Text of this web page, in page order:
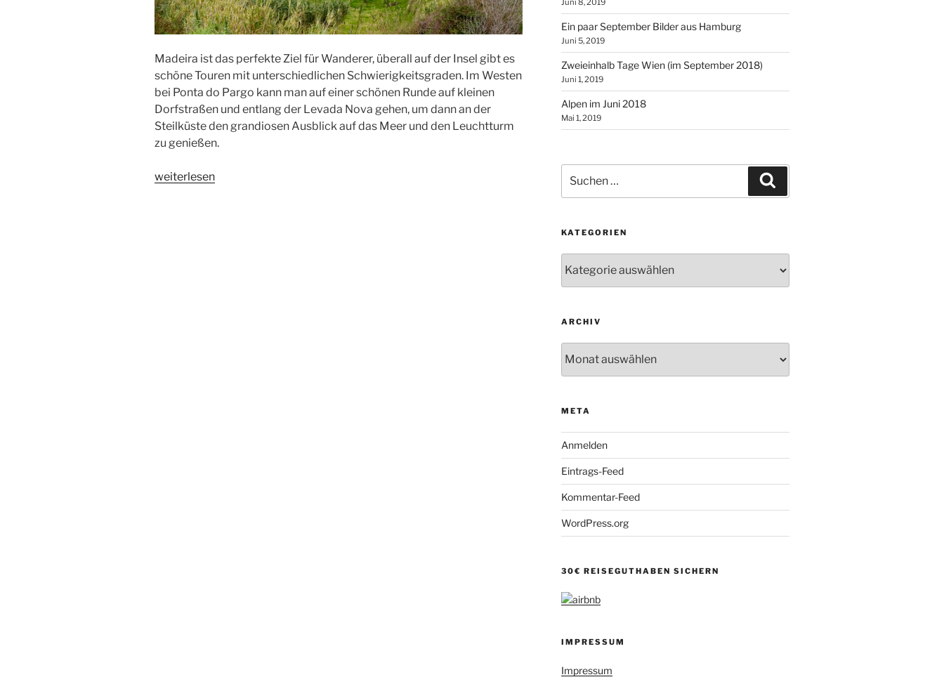
Madeira ist das perfekte Ziel für Wanderer, überall auf der Insel gibt es
schöne Touren mit unterschiedlichen Schwierigkeitsgraden. Im Westen
bei Ponta do Pargo kann man auf einer schönen Runde auf kleinen
Dorfstraßen und entlang der Levada Nova gehen, um dann an der
Steilküste den grandiosen Ausblick auf das Meer und den Leuchtturm
zu genießen.
„Madeira:
weiterlesen
Ein paar September Bilder aus Hamburg
Juni 5, 2019
Zweieinhalb Tage Wien (im September 2018)
Juni 1, 2019
Alpen im Juni 2018
Mai 1, 2019
nach:
KATEGORIEN
ARCHIV
META
Anmelden
Eintrags-Feed
Kommentar-Feed
WordPress.org
30€ REISEGUTHABEN SICHERN
IMPRESSUM
Impressum